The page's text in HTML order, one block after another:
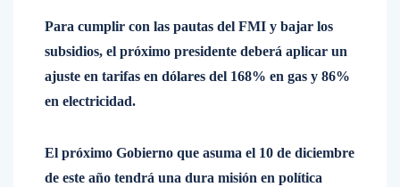
Para cumplir con las pautas del FMI y bajar los
subsidios, el próximo presidente deberá aplicar un
ajuste en tarifas en dólares del 168% en gas y 86%
en electricidad.
El próximo Gobierno que asuma el 10 de diciembre
de este año tendrá una dura misión en política